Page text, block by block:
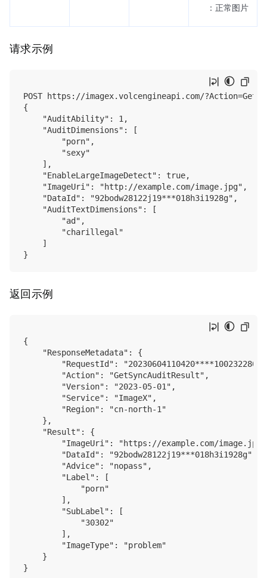
：正常图片
请求示例
POST https://imagex.volcengineapi.com/
{
    "AuditAbility": 1,
    "AuditDimensions": [
        "porn",
        "sexy"
    ],
    "EnableLargeImageDetect": true,
    "ImageUri": "http://example.com/image.jpg",
    "DataId": "92bodw28122j19***018h3i1928g",
    "AuditTextDimensions": [
        "ad",
        "charillegal"
    ]
返回示例
{
    "ResponseMetadata": {
"RequestId":
        "Action": "GetSyncAuditResult",
        "Version": "2023-05-01",
        "Service": "ImageX",
        "Region": "cn-north-1"
    },
    "Result": {
"ImageUri": "https://example.com/
        "DataId": "92bodw28122j19***018h3i1928g",
        "Advice": "nopass",
        "Label": [
            "porn"
        ],
        "SubLabel": [
            "30302"
        ],
        "ImageType": "problem"
    }